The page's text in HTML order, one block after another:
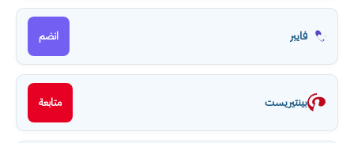
فايبر انضم
بينتيريست متابعة